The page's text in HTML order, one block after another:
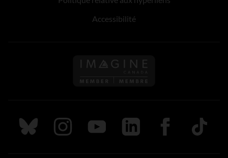
Accessibilité
Suivez nous sur Bluesky
Suivez nous sur Instagram
Suivez nous sur Youtube
Suivez nous sur LinkedIn
Suivez nous sur
TikTok